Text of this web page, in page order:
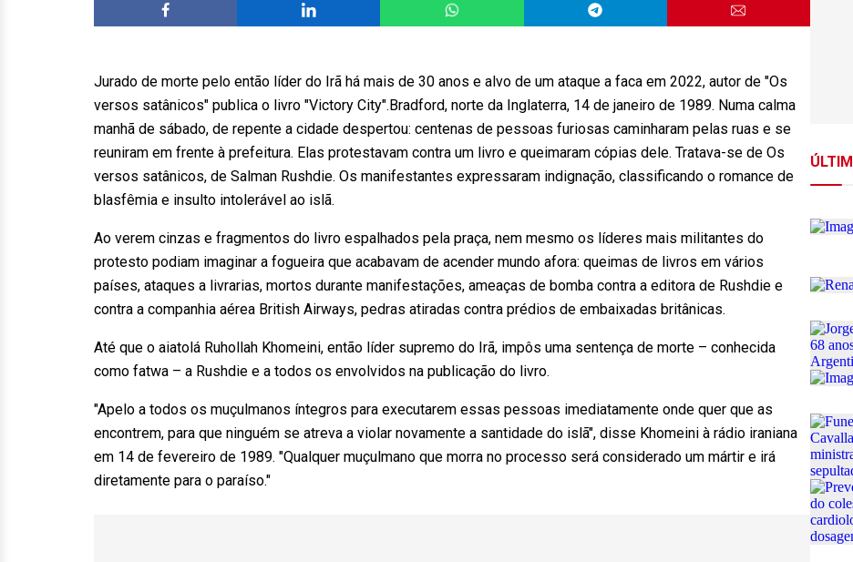
Jurado de morte pelo então líder do Irã há mais de 30 anos e alvo de um ataque a faca em 2022, autor de "Os
versos satânicos" publica o livro "Victory City".Bradford, norte da Inglaterra, 14 de janeiro de 1989. Numa calma
manhã de sábado, de repente a cidade despertou: centenas de pessoas furiosas caminharam pelas ruas e se
reuniram em frente à prefeitura. Elas protestavam contra um livro e queimaram cópias dele. Tratava-se de Os
versos satânicos, de Salman Rushdie. Os manifestantes expressaram indignação, classificando o romance de
blasfêmia e insulto intolerável ao islã.
Ao verem cinzas e fragmentos do livro espalhados pela praça, nem mesmo os líderes mais militantes do
protesto podiam imaginar a fogueira que acabavam de acender mundo afora: queimas de livros em vários
países, ataques a livrarias, mortos durante manifestações, ameaças de bomba contra a editora de Rushdie e
contra a companhia aérea British Airways, pedras atiradas contra prédios de embaixadas britânicas.
Até que o aiatolá Ruhollah Khomeini, então líder supremo do Irã, impôs uma sentença de morte – conhecida
como fatwa – a Rushdie e a todos os envolvidos na publicação do livro.
"Apelo a todos os muçulmanos íntegros para executarem essas pessoas imediatamente onde quer que as
encontrem, para que ninguém se atreva a violar novamente a santidade do islã", disse Khomeini à rádio iraniana
em 14 de fevereiro de 1989. "Qualquer muçulmano que morra no processo será considerado um mártir e irá
diretamente para o paraíso."